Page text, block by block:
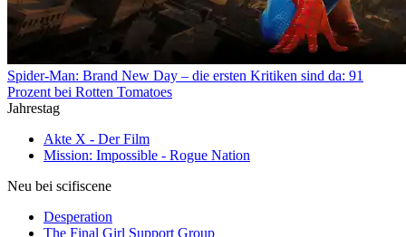
Spider-Man: Brand New Day – die ersten Kritiken sind da: 91
Prozent bei Rotten Tomatoes
Jahrestag
Akte X - Der Film
Mission: Impossible - Rogue Nation
Neu bei scifiscene
Desperation
The Final Girl Support Group